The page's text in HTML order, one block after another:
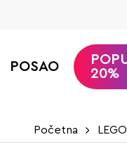
POSAO
20%
Početna